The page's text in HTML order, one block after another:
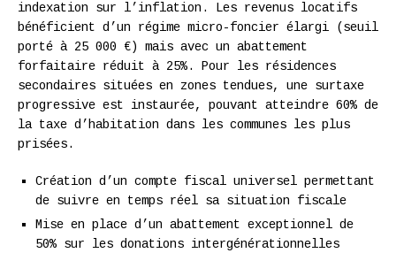
indexation sur l’inflation. Les revenus locatifs
bénéficient d’un régime micro-foncier élargi (seuil
porté à 25 000 €) mais avec un abattement
forfaitaire réduit à 25%. Pour les résidences
secondaires situées en zones tendues, une surtaxe
progressive est instaurée, pouvant atteindre 60% de
la taxe d’habitation dans les communes les plus
prisées.
Création d’un compte fiscal universel permettant
de suivre en temps réel sa situation fiscale
Mise en place d’un abattement exceptionnel de
50% sur les donations intergénérationnelles